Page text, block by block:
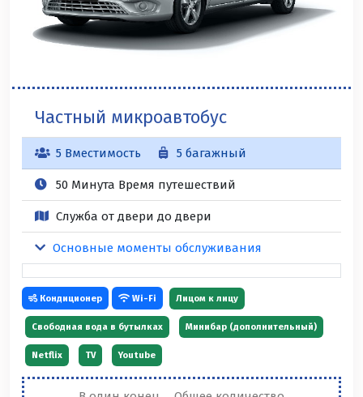
Частный микроавтобус
5 Вместимость 5 багажный
50 Минута Время путешествий
Служба от двери до двери
Основные моменты обслуживания
Кондиционер Wi-Fi Лицом к лицу
Свободная вода в бутылках Минибар (дополнительный)
Netflix TV Youtube